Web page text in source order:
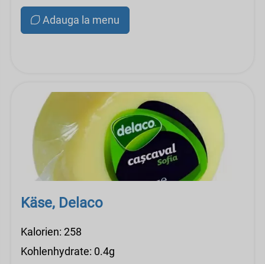
Adauga la menu
Käse, Delaco
Kalorien: 258
Kohlenhydrate: 0.4g